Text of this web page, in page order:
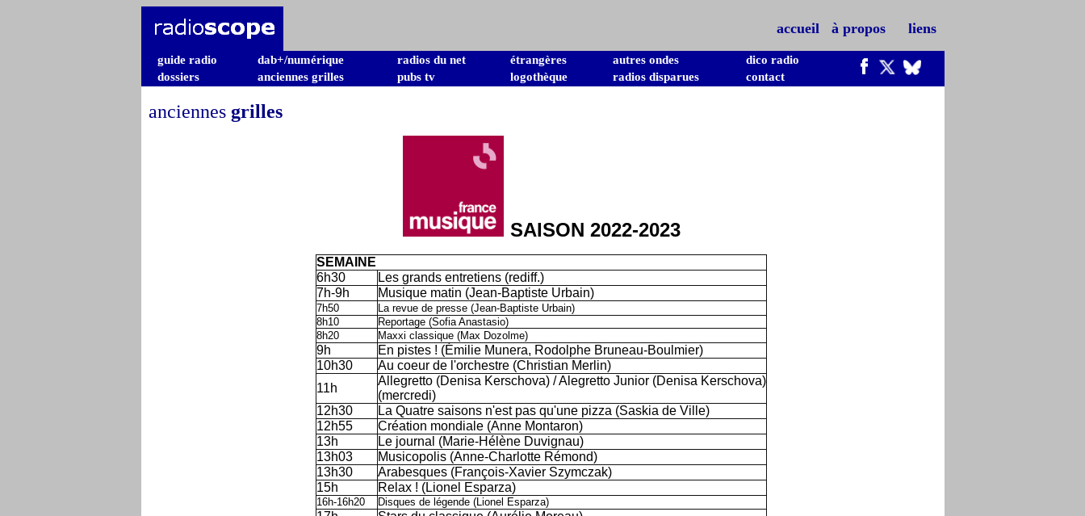
accueil à propos liens
guide radio dab+/numérique radios du net étrangères autres ondes
dico radio
dossiers
anciennes grilles pubs tv logothèque radios disparues contact
anciennes grilles
SAISON 2022-2023
SEMAINE
6h30
Les grands entretiens (rediff.)
7h-9h
Musique matin (Jean-Baptiste Urbain)
7h50
La revue de presse (Jean-Baptiste Urbain)
8h10
Reportage (Sofia Anastasio)
8h20
Maxxi classique (Max Dozolme)
9h
En pistes ! (Émilie Munera, Rodolphe Bruneau-Boulmier)
10h30
Au coeur de l'orchestre (Christian Merlin)
11h
Allegretto (Denisa Kerschova) / Alegretto Junior (Denisa Kerschova)
(mercredi)
12h30
La Quatre saisons n'est pas qu'une pizza (Saskia de Ville)
12h55
Création mondiale (Anne Montaron)
13h
Le journal (Marie-Hélène Duvignau)
13h03
Musicopolis (Anne-Charlotte Rémond)
13h30
Arabesques (François-Xavier Szymczak)
15h
Relax ! (Lionel Esparza)
16h-16h20 Disques de légende (Lionel Esparza)